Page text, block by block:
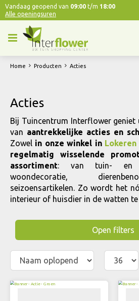
Home Producten Acties
Vandaag geopend van 09:00 t/m 18:00
Alle openingsuren
Acties
Bij Tuincentrum Interflower geniet
van aantrekkelijke acties en
Zowel in onze winkel in Lokeren
regelmatig wisselende
assortiment: van tuin- en
woondecoratie,
seizoensartikelen. Zo wordt het
interieur of huisdier in de watten te
Open filters